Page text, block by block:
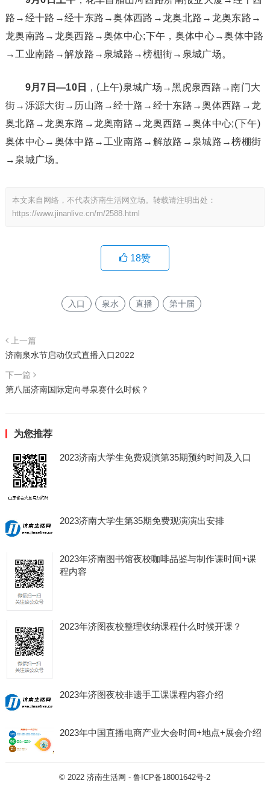
路→经十路→经十东路→奥体西路→龙奥北路→龙奥东路→
龙奥南路→龙奥西路→奥体中心;下午，奥体中心→奥体中路
→工业南路→解放路→泉城路→榜棚街→泉城广场。
9月7日—10日
，(上午)泉城广场→黑虎泉西路→南门大
街→泺源大街→历山路→经十路→经十东路→奥体西路→龙
奥北路→龙奥东路→龙奥南路→龙奥西路→奥体中心;(下午)
奥体中心→奥体中路→工业南路→解放路→泉城路→榜棚街
→泉城广场。
本文来自网络，不代表济南生活网立场。转载请注明出处：
https://www.jinanlive.cn/m/2588.html
18赞
入口 泉水 直播 第十届
上一篇
济南泉水节启动仪式直播入口2022
下一篇
第八届济南国际定向寻泉赛什么时候？
为您推荐
2023济南大学生免费观演第35期预约时间及入口
2023济南大学生第35期免费观演演出安排
2023年济南图书馆夜校咖啡品鉴与制作课时间+课
程内容
2023年济图夜校整理收纳课程什么时候开课？
2023年济图夜校非遗手工课课程内容介绍
2023年中国直播电商产业大会时间+地点+展会介绍
© 2022济南生活网 -鲁ICP备18001642号-2